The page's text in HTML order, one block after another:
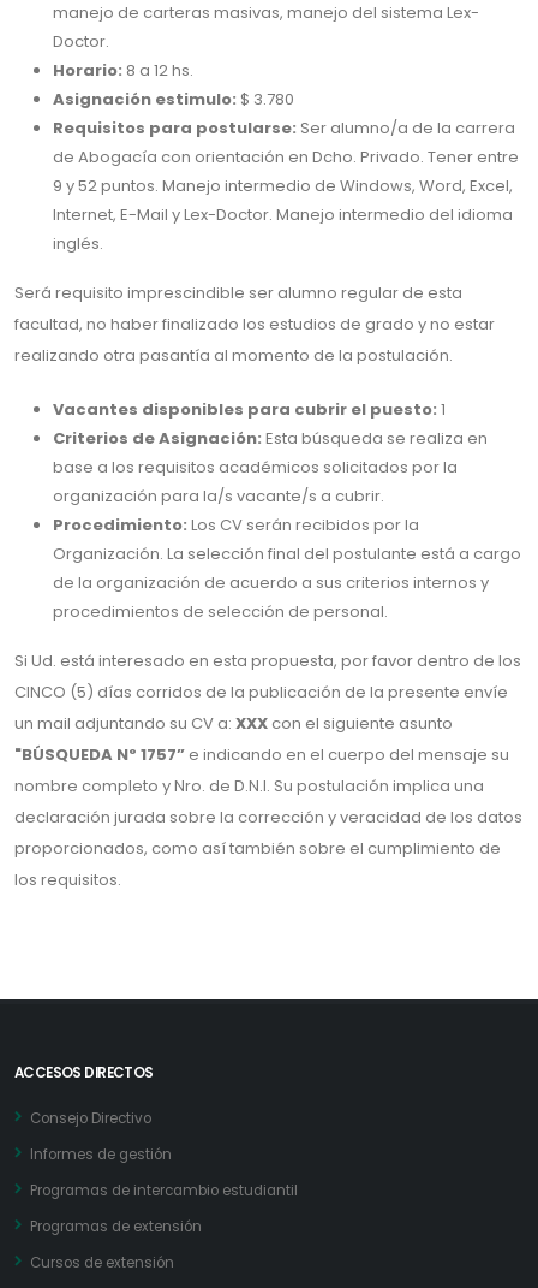
manejo de carteras masivas, manejo del sistema Lex-
Doctor.
Horario: 8 a 12 hs.
Asignación estimulo: $ 3.780
Requisitos para postularse: Ser alumno/a de la carrera
de Abogacía con orientación en Dcho. Privado. Tener entre
9 y 52 puntos. Manejo intermedio de Windows, Word, Excel,
Internet, E-Mail y Lex-Doctor. Manejo intermedio del idioma
inglés.
Será requisito imprescindible ser alumno regular de esta
facultad, no haber finalizado los estudios de grado y no estar
realizando otra pasantía al momento de la postulación.
Vacantes disponibles para cubrir el puesto: 1
Criterios de Asignación: Esta búsqueda se realiza en
base a los requisitos académicos solicitados por la
organización para la/s vacante/s a cubrir.
Procedimiento: Los CV serán recibidos por la
Organización. La selección final del postulante está a cargo
de la organización de acuerdo a sus criterios internos y
procedimientos de selección de personal.
Si Ud. está interesado en esta propuesta, por favor dentro de los
CINCO (5) días corridos de la publicación de la presente envíe
un mail adjuntando su CV a: XXX con el siguiente asunto
"BÚSQUEDA Nº 1757” e indicando en el cuerpo del mensaje su
nombre completo y Nro. de D.N.I. Su postulación implica una
declaración jurada sobre la corrección y veracidad de los datos
proporcionados, como así también sobre el cumplimiento de
los requisitos.
ACCESOS DIRECTOS
Consejo Directivo
Informes de gestión
Programas de intercambio estudiantil
Programas de extensión
Cursos de extensión